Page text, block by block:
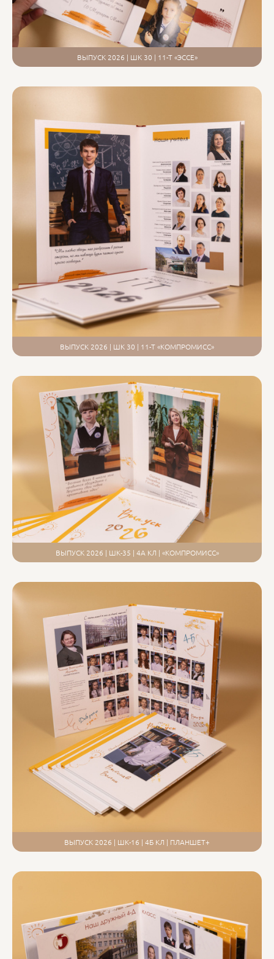
ВЫПУСК 2026 | ШК 30 | 11-Т «ЭССЕ»
ВЫПУСК 2026 | ШК 30 | 11-Т «КОМПРОМИСС»
ВЫПУСК 2026 | ШК-35 | 4А КЛ | «КОМПРОМИСС»
ВЫПУСК 2026 | ШК-16 | 4Б КЛ | ПЛАНШЕТ+